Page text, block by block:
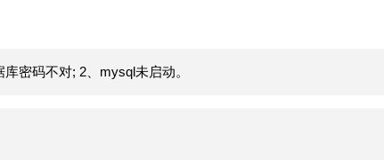
密码不对; 2、mysql未启动。